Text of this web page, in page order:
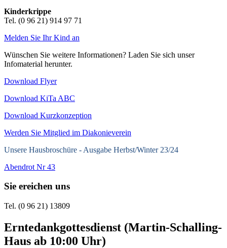
Kinderkrippe
Tel. (0 96 21) 914 97 71
Melden Sie Ihr Kind an
Wünschen Sie weitere Informationen? Laden Sie sich unser
Infomaterial herunter.
Download Flyer
Download KiTa ABC
Download Kurzkonzeption
Werden Sie Mitglied im Diakonieverein
Unsere Hausbroschüre - Ausgabe Herbst/Winter 23/24
Abendrot Nr 43
Sie ereichen uns
Tel. (0 96 21) 13809
Erntedankgottesdienst (Martin-Schalling-
Haus ab 10:00 Uhr)